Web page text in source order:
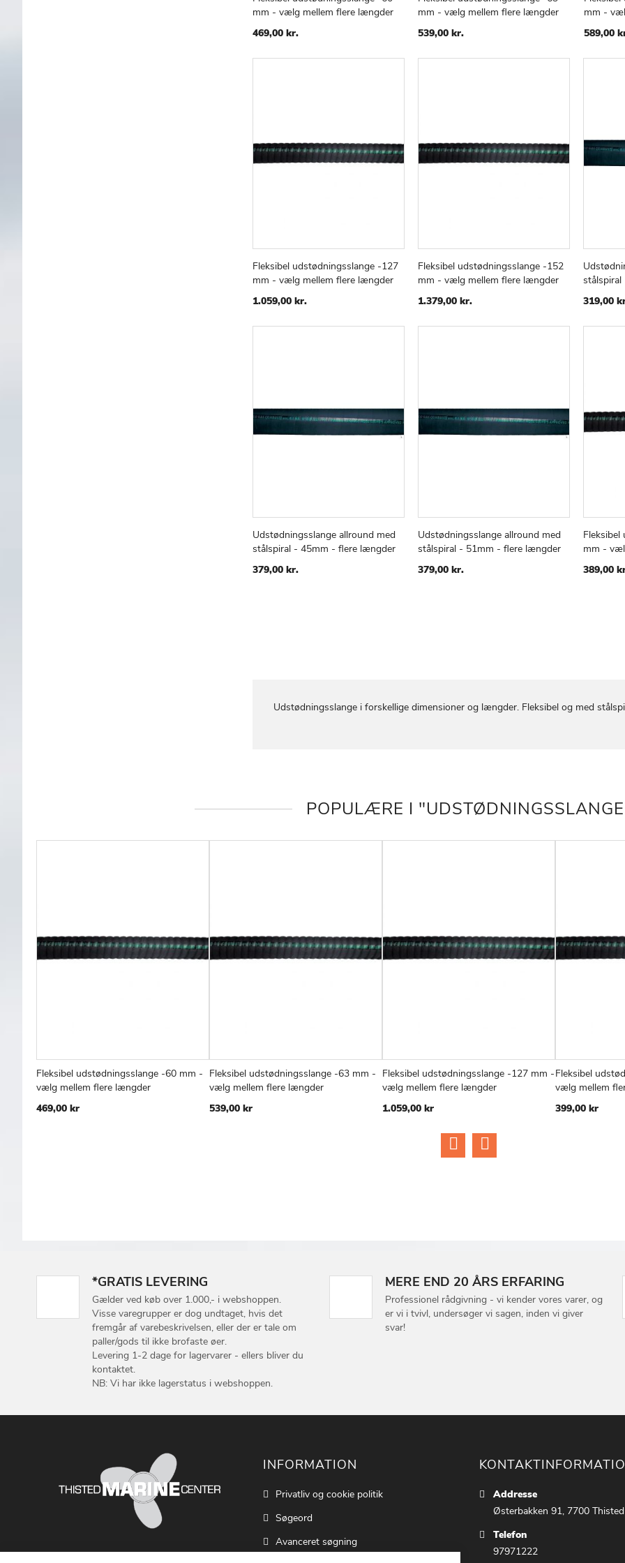
Udstødningsslange i forskellige dimensioner og længder. Fleksibel og med
Læg i kurv
TILFØJ
TIL
SAMMENLIGN
mm - vælg mellem flere længder
469,00 kr.
Læg i kurv
TILFØJ
TIL
SAMMENLIGN
mm - vælg mellem flere længder
539,00 kr.
Læg
mm -
589,00
Læg i kurv
TILFØJ
TIL
SAMMENLIGN
Fleksibel udstødningsslange -127
mm - vælg mellem flere længder
1.059,00 kr.
Læg i kurv
TILFØJ
TIL
SAMMENLIGN
Fleksibel udstødningsslange -152
mm - vælg mellem flere længder
1.379,00 kr.
Læg
319,00
Læg i kurv
TILFØJ
TIL
SAMMENLIGN
Udstødningsslange allround med
stålspiral - 45mm - flere længder
379,00 kr.
Læg i kurv
TILFØJ
TIL
SAMMENLIGN
Udstødningsslange allround med
stålspiral - 51mm - flere længder
379,00 kr.
Læg
mm -
389,00
POPULÆRE I
Læg i kurv
TILFØJ
TIL
SAMMENLIGN
Fleksibel udstødningsslange -60 mm -
vælg mellem flere længder
469,00 kr
Læg i kurv
TILFØJ
TIL
SAMMENLIGN
Fleksibel udstødningsslange -63 mm -
vælg mellem flere længder
539,00 kr
Læg i kurv
TILFØJ
TIL
SAMMENLIGN
Fleksibel udstødningsslange -127 mm -
vælg mellem flere længder
1.059,00 kr
Læg i kurv
Fleksibel
vælg mellem
399,00 kr
*GRATIS LEVERING
Gælder ved køb over 1.000,- i webshoppen.
Visse varegrupper er dog undtaget, hvis det
fremgår af varebeskrivelsen, eller der er tale om
paller/gods til ikke brofaste øer.
Levering 1-2 dage for lagervarer - ellers bliver du
kontaktet.
NB: Vi har ikke lagerstatus i webshoppen.
MERE END 20 ÅRS ERFARING
Professionel rådgivning - vi kender vores varer, og
er vi i tvivl, undersøger vi sagen, inden vi giver
svar!
INFORMATION
Privatliv og cookie politik
Søgeord
Avanceret søgning
Addresse
Østerbakken 91, 7700 Thisted
Telefon
97971222